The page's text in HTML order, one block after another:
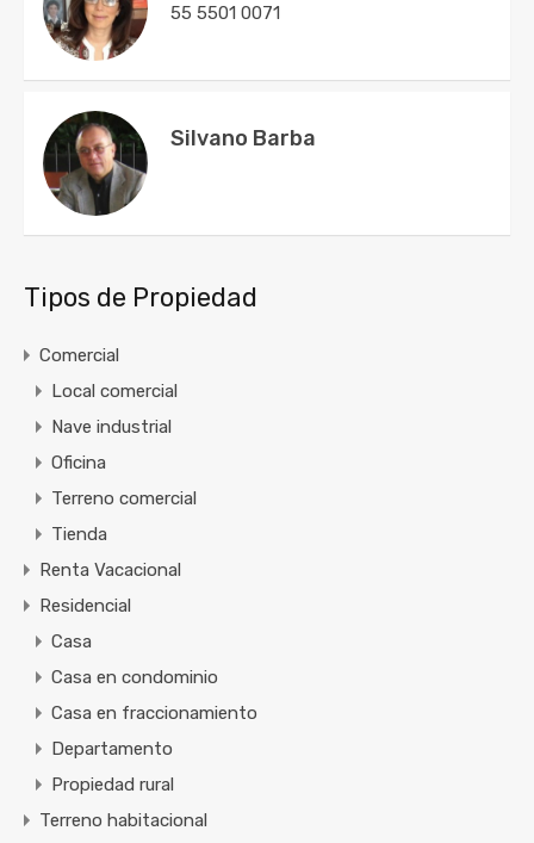
55 5501 0071
Silvano Barba
Tipos de Propiedad
Comercial
Local comercial
Nave industrial
Oficina
Terreno comercial
Tienda
Renta Vacacional
Residencial
Casa
Casa en condominio
Casa en fraccionamiento
Departamento
Propiedad rural
Terreno habitacional